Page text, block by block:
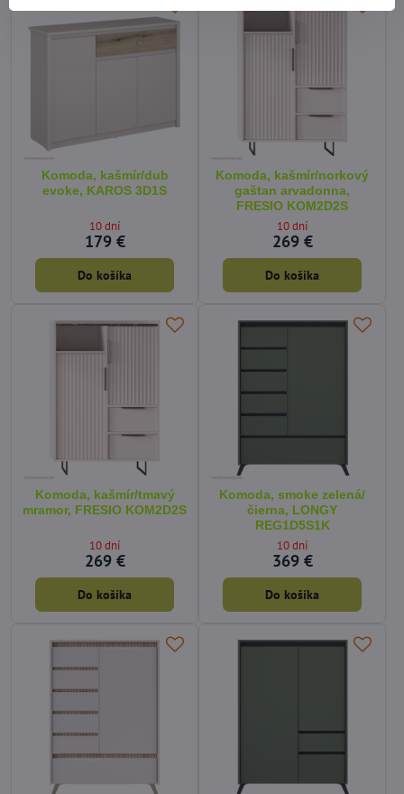
Komoda, kašmír/dub
evoke, KAROS 3D1S
10 dní
179 €
Do košíka
Komoda, kašmír/norkový
gaštan arvadonna,
FRESIO KOM2D2S
10 dní
269 €
Do košíka
Komoda, kašmír/tmavý
mramor, FRESIO KOM2D2S
10 dní
269 €
Do košíka
Komoda, smoke zelená/
čierna, LONGY
REG1D5S1K
10 dní
369 €
Do košíka